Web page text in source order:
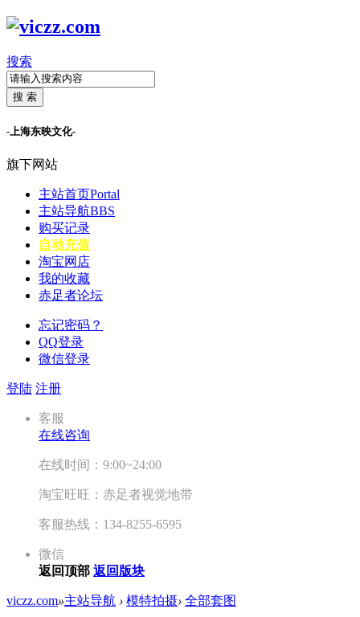
搜索
搜 索
-上海东映文化-
旗下网站
主站首页Portal
主站导航BBS
购买记录
自动充值
淘宝网店
我的收藏
赤足者论坛
忘记密码？
QQ登录
微信登录
登陆 注册
客服
在线咨询
在线时间：9:00~24:00
淘宝旺旺：赤足者视觉地带
客服热线：134-8255-6595
微信
返回顶部 返回版块
viczz.com»主站导航 › 模特拍摄› 全部套图